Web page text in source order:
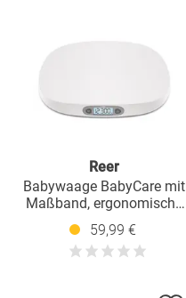
Reer
Babywaage BabyCare mit
Maßband, ergonomische
Wiegeschale, Tarier- und
HOLD-Funktion bis 25 kg -
Weiß
59,99 €